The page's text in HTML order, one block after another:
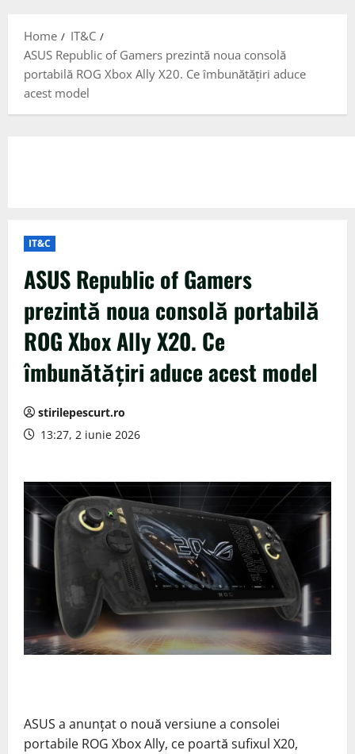
Home
IT&C
ASUS Republic of Gamers prezintă noua consolă
portabilă ROG Xbox Ally X20. Ce îmbunătățiri aduce
acest model
IT&C
ASUS Republic of Gamers
prezintă noua consolă portabilă
ROG Xbox Ally X20. Ce
îmbunătățiri aduce acest model
stirilepescurt.ro
13:27, 2 iunie 2026
ASUS a anunțat o nouă versiune a consolei
portabile ROG Xbox Ally, ce poartă sufixul X20,